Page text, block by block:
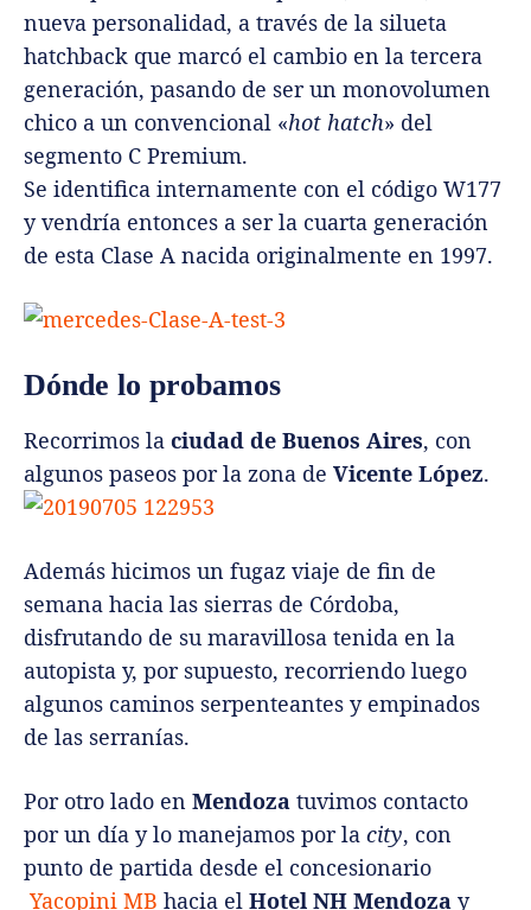
nueva personalidad, a través de la silueta
hatchback que marcó el cambio en la tercera
generación, pasando de ser un monovolumen
chico a un convencional «hot hatch» del
segmento C Premium.
Se identifica internamente con el código W177
y vendría entonces a ser la cuarta generación
de esta Clase A nacida originalmente en 1997.
Dónde lo probamos
Recorrimos la ciudad de Buenos Aires, con
algunos paseos por la zona de Vicente López.
Además hicimos un fugaz viaje de fin de
semana hacia las sierras de Córdoba,
disfrutando de su maravillosa tenida en la
autopista y, por supuesto, recorriendo luego
algunos caminos serpenteantes y empinados
de las serranías.
Por otro lado en Mendoza tuvimos contacto
por un día y lo manejamos por la city, con
punto de partida desde el concesionario
Yacopini MB hacia el Hotel NH Mendoza y